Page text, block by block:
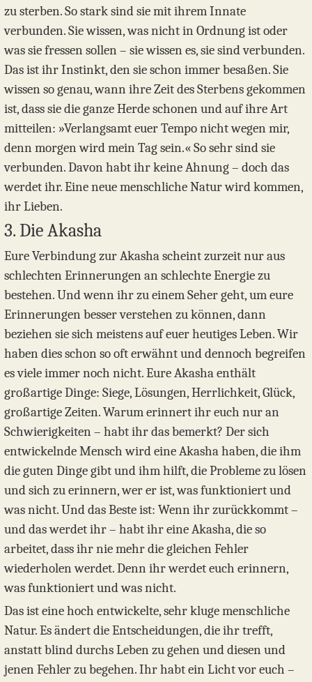
zu sterben. So stark sind sie mit ihrem Innate
verbunden. Sie wissen, was nicht in Ordnung ist oder
was sie fressen sollen – sie wissen es, sie sind verbunden.
Das ist ihr Instinkt, den sie schon immer besaßen. Sie
wissen so genau, wann ihre Zeit des Sterbens gekommen
ist, dass sie die ganze Herde schonen und auf ihre Art
mitteilen: »Verlangsamt euer Tempo nicht wegen mir,
denn morgen wird mein Tag sein.« So sehr sind sie
verbunden. Davon habt ihr keine Ahnung – doch das
werdet ihr. Eine neue menschliche Natur wird kommen,
ihr Lieben.
3. Die Akasha
Eure Verbindung zur Akasha scheint zurzeit nur aus
schlechten Erinnerungen an schlechte Energie zu
bestehen. Und wenn ihr zu einem Seher geht, um eure
Erinnerungen besser verstehen zu können, dann
beziehen sie sich meistens auf euer heutiges Leben. Wir
haben dies schon so oft erwähnt und dennoch begreifen
es viele immer noch nicht. Eure Akasha enthält
großartige Dinge: Siege, Lösungen, Herrlichkeit, Glück,
großartige Zeiten. Warum erinnert ihr euch nur an
Schwierigkeiten – habt ihr das bemerkt? Der sich
entwickelnde Mensch wird eine Akasha haben, die ihm
die guten Dinge gibt und ihm hilft, die Probleme zu lösen
und sich zu erinnern, wer er ist, was funktioniert und
was nicht. Und das Beste ist: Wenn ihr zurückkommt –
und das werdet ihr – habt ihr eine Akasha, die so
arbeitet, dass ihr nie mehr die gleichen Fehler
wiederholen werdet. Denn ihr werdet euch erinnern,
was funktioniert und was nicht.
Das ist eine hoch entwickelte, sehr kluge menschliche
Natur. Es ändert die Entscheidungen, die ihr trefft,
anstatt blind durchs Leben zu gehen und diesen und
jenen Fehler zu begehen. Ihr habt ein Licht vor euch –